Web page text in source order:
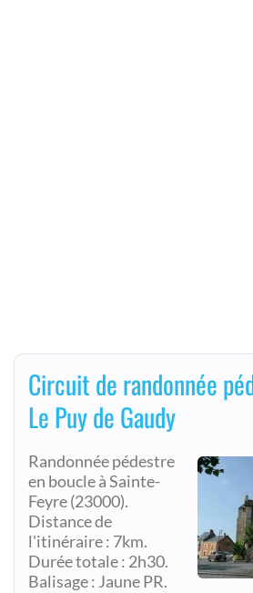
Circuit de randonnée
Le Puy de Gaudy
Randonnée pédestre
en boucle à Sainte-
Feyre (23000).
Distance de
l'itinéraire : 7km.
Durée totale : 2h30.
Balisage : Jaune PR.